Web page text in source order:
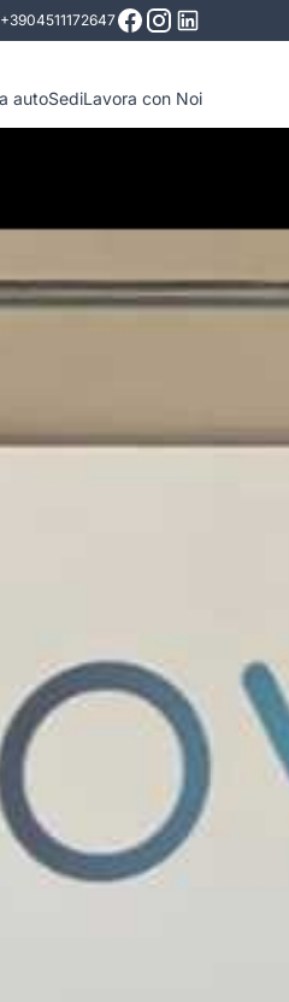
+3904511172647
autoSediLavora con Noi